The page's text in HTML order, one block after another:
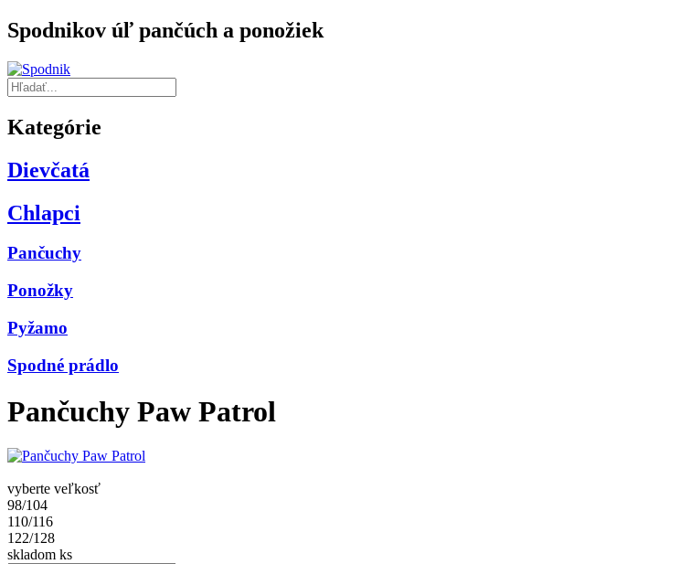
Spodnikov úľ pančúch a ponožiek
Kategórie
Dievčatá
Chlapci
Pančuchy
Ponožky
Pyžamo
Spodné prádlo
Pančuchy Paw Patrol
vyberte veľkosť
98/104
110/116
122/128
skladom ks